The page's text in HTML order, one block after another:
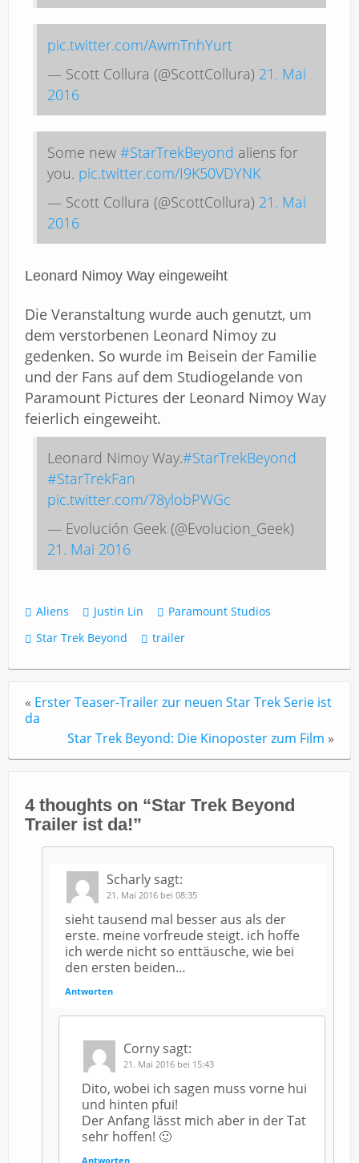
pic.twitter.com/AwmTnhYurt
— Scott Collura (@ScottCollura) 21. Mai
2016
Some new #StarTrekBeyond aliens for
you. pic.twitter.com/I9K50VDYNK
— Scott Collura (@ScottCollura) 21. Mai
2016
Leonard Nimoy Way eingeweiht
Die Veranstaltung wurde auch genutzt, um
dem verstorbenen Leonard Nimoy zu
gedenken. So wurde im Beisein der Familie
und der Fans auf dem Studiogelande von
Paramount Pictures der Leonard Nimoy Way
feierlich eingeweiht.
Leonard Nimoy Way.#StarTrekBeyond
#StarTrekFan
pic.twitter.com/78ylobPWGc
— Evolución Geek (@Evolucion_Geek)
21. Mai 2016
Aliens Justin Lin
Paramount Studios
Star Trek Beyond
trailer
« Erster Teaser-Trailer zur neuen Star Trek Serie ist
da
Star Trek Beyond: Die Kinoposter zum Film »
4 thoughts on “Star Trek Beyond
Trailer ist da!”
Scharly sagt:
21. Mai 2016 bei 08:35
sieht tausend mal besser aus als der
erste. meine vorfreude steigt. ich hoffe
ich werde nicht so enttäusche, wie bei
den ersten beiden…
Antworten
Corny sagt:
21. Mai 2016 bei 15:43
Dito, wobei ich sagen muss vorne hui
und hinten pfui!
Der Anfang lässt mich aber in der Tat
sehr hoffen! 🙂
Antworten